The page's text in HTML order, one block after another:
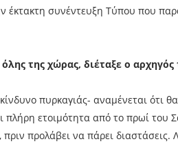
έκτακτη συνέντευξη Τύπου που
της χώρας, διέταξε ο αρχηγός
πυρκαγιάς- αναμένεται ότι
πλήρη ετοιμότητα από το πρωί του
προλάβει να πάρει διαστάσεις.